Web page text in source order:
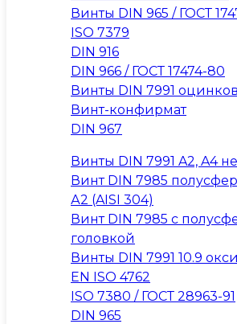
Винты DIN 965 / ГОСТ
ISO 7379
DIN 916
DIN 966 / ГОСТ 17474-80
Винты DIN 7991
Винт-конфирмат
DIN 967
Винты DIN 7991 A2, A4
Винт DIN 7985
А2 (AISI 304)
Винт DIN 7985 с
головкой
Винты DIN 7991 10.9
EN ISO 4762
ISO 7380 / ГОСТ 28963-91
DIN 965